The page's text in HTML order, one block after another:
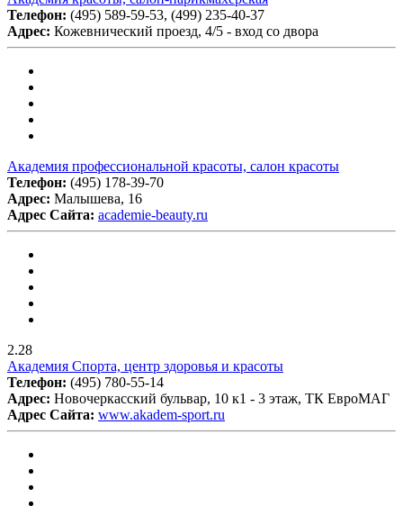
Телефон: (495) 589-59-53, (499) 235-40-37
Адрес: Кожевнический проезд, 4/5 - вход со двора
Академия профессиональной красоты, салон красоты
Телефон: (495) 178-39-70
Адрес: Малышева, 16
Адрес Сайта: academie-beauty.ru
2.28
Академия Спорта, центр здоровья и красоты
Телефон: (495) 780-55-14
Адрес: Новочеркасский бульвар, 10 к1 - 3 этаж, ТК ЕвроМАГ
Адрес Сайта: www.akadem-sport.ru